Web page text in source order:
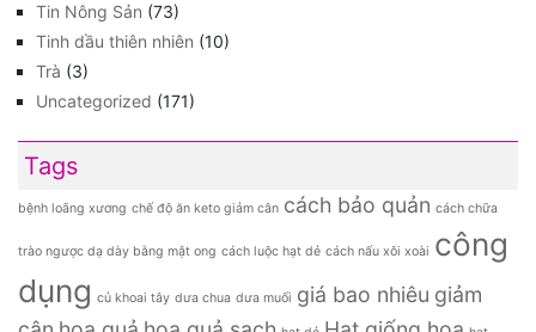
Tin Nông Sản (73)
Tinh dầu thiên nhiên (10)
Trà (3)
Uncategorized (171)
Tags
bệnh loãng xương chế độ ăn keto giảm cân cách bảo quản cách chữa
trào ngược dạ dày bằng mật ong cách luộc hạt dẻ cách nấu xôi xoài công
dụng củ khoai tây dưa chua dưa muối giá bao nhiêu giảm